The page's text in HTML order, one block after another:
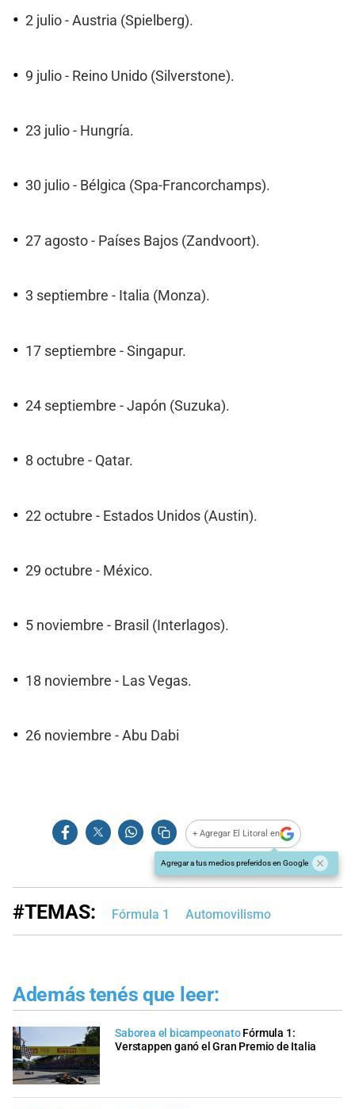
2 julio - Austria (Spielberg).
9 julio - Reino Unido (Silverstone).
23 julio - Hungría.
30 julio - Bélgica (Spa-Francorchamps).
27 agosto - Países Bajos (Zandvoort).
3 septiembre - Italia (Monza).
17 septiembre - Singapur.
24 septiembre - Japón (Suzuka).
8 octubre - Qatar.
22 octubre - Estados Unidos (Austin).
29 octubre - México.
5 noviembre - Brasil (Interlagos).
18 noviembre - Las Vegas.
26 noviembre - Abu Dabi
+ Agregar El Litoral en
Agregar a tus medios preferidos en Google
#TEMAS: Fórmula 1 Automovilismo
Además tenés que leer:
Saborea el bicampeonato Fórmula 1:
Verstappen ganó el Gran Premio de Italia